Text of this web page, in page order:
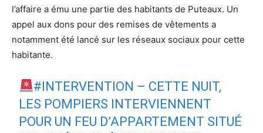
l’affaire a ému une partie des habitants de Puteaux. Un
appel aux dons pour des remises de vêtements a
notamment été lancé sur les réseaux sociaux pour cette
habitante.
#INTERVENTION – CETTE NUIT,
LES POMPIERS INTERVIENNENT
POUR UN FEU D’APPARTEMENT SITUÉ